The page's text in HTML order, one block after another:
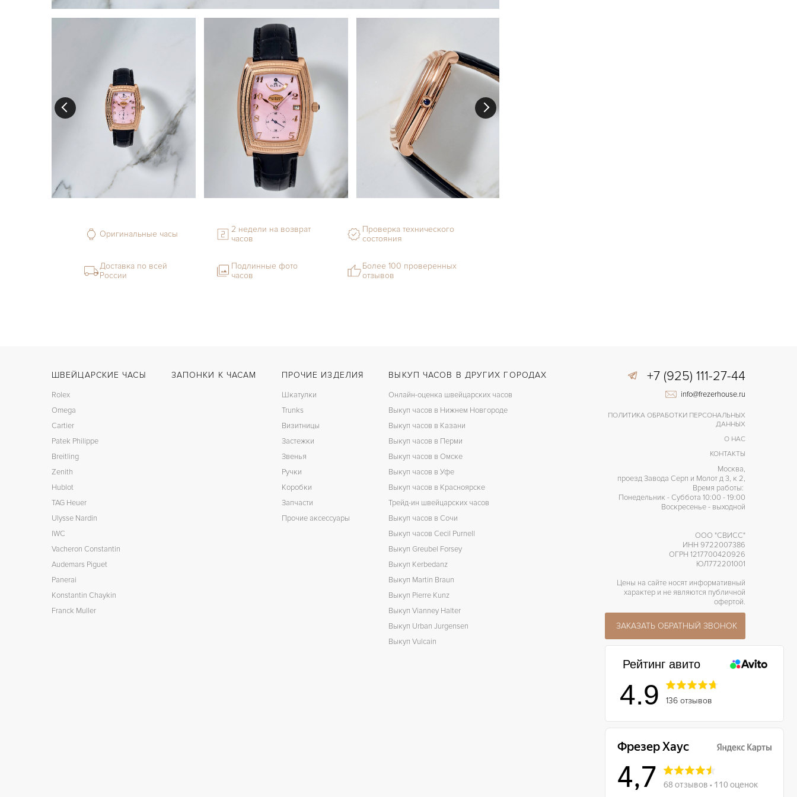
Оригинальные часы
2 недели на возврат
часов
Проверка технического
состояния
Доставка по всей
России
Подлинные фото
часов
Более 100 проверенных
отзывов
ШВЕЙЦАРСКИЕ ЧАСЫ
Rolex
Omega
Cartier
Patek Philippe
Breitling
Zenith
Hublot
TAG Heuer
Ulysse Nardin
IWC
Vacheron Constantin
Audemars Piguet
Panerai
Konstantin Chaykin
Franck Muller
ЗАПОНКИ К ЧАСАМ ПРОЧИЕ ИЗДЕЛИЯ
Шкатулки
Trunks
Визитницы
Застежки
Звенья
Ручки
Коробки
Запчасти
Прочие аксессуары
ВЫКУП ЧАСОВ В ДРУГИХ ГОРОДАХ
Онлайн-оценка швейцарских часов
Выкуп часов в Нижнем Новгороде
Выкуп часов в Казани
Выкуп часов в Перми
Выкуп часов в Омске
Выкуп часов в Уфе
Выкуп часов в Красноярске
Трейд-ин швейцарских часов
Выкуп часов в Сочи
Выкуп часов Cecil Purnell
Выкуп Greubel Forsey
Выкуп Kerbedanz
Выкуп Martin Braun
Выкуп Pierre Kunz
Выкуп Vianney Halter
Выкуп Urban Jurgensen
Выкуп Vulcain
+7 (925) 111-27-44
info@frezerhouse.ru
ПОЛИТИКА ОБРАБОТКИ ПЕРСОНАЛЬНЫХ
ДАННЫХ
О НАС
КОНТАКТЫ
Москва,
проезд Завода Серп и Молот д 3, к 2,
Время работы:
Понедельник - Суббота 10:00 - 19:00
Воскресенье - выходной
ООО "СВИСС"
ИНН 9722007386
ОГРН 1217700420926
ЮЛ772201001
Цены на сайте носят информативный
характер и не являются публичной
офертой.
ЗАКАЗАТЬ ОБРАТНЫЙ ЗВОНОК
Рейтинг авито
4.9 136 отзывов